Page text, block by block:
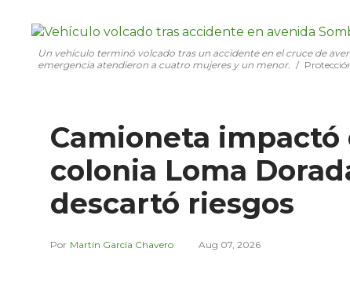
Un vehículo terminó volcado tras un accidente en el cruce de
emergencia atendieron a cuatro mujeres y un menor.
Camioneta impactó
colonia Loma
descartó riesgos
Martín García Chavero Aug 07, 2026